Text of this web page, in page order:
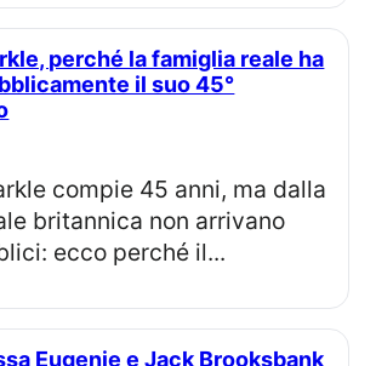
il suo 45°
britannica non arrivano
ecco perché il...